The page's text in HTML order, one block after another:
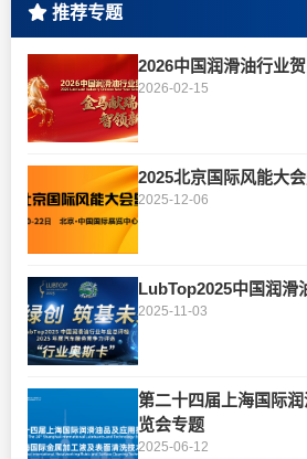
推荐专题
2026中国润滑油行业
2026-02-15
2025北京国际风能大
2025-12-06
LubTop2025中国润滑
2025-11-03
第二十四届上海国际
览会专题
2025-06-12